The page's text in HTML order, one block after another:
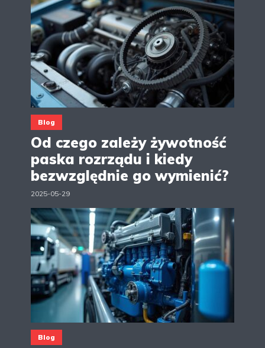
Blog
Od czego zależy żywotność
paska rozrządu i kiedy
bezwzględnie go wymienić?
2025-05-29
Blog